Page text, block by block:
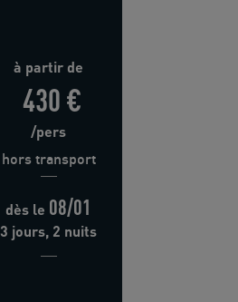
à partir de
430 €
/pers
hors transport
dès le 08/01
3 jours, 2 nuits